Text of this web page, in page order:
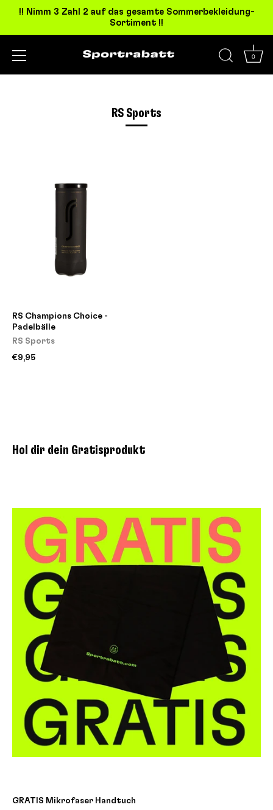
!! Nimm 3 Zahl 2 auf das gesamte Sommerbekleidung-
Sortiment !!
0
RS Sports
RS Champions Choice -
Padelbälle
RS Sports
€9,95
Hol dir dein Gratisprodukt
GRATIS Mikrofaser Handtuch